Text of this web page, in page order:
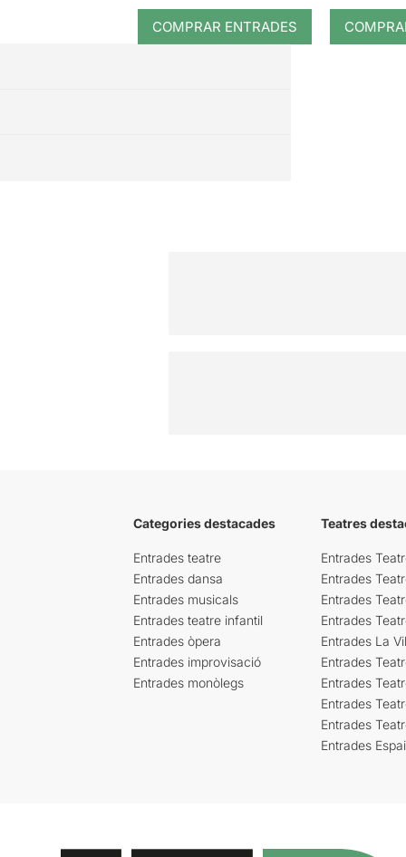
COMPRAR ENTRADES
Categories destacades
Entrades teatre
Entrades dansa
Entrades musicals
Entrades teatre infantil
Entrades òpera
Entrades improvisació
Entrades monòlegs
Teatres
Entrades
Entrades
Entrades
Entrades
Entrades La
Entrades
Entrades
Entrades
Entrades
Entrades